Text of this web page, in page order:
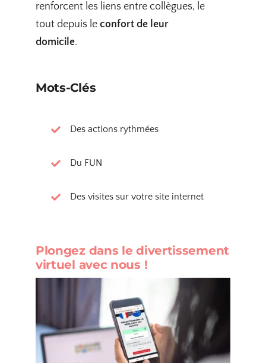
renforcent les liens entre collègues, le
tout depuis le confort de leur
domicile.
Mots-Clés
Des actions rythmées
Du FUN
Des visites sur votre site internet
Plongez dans le divertissement
virtuel avec nous !